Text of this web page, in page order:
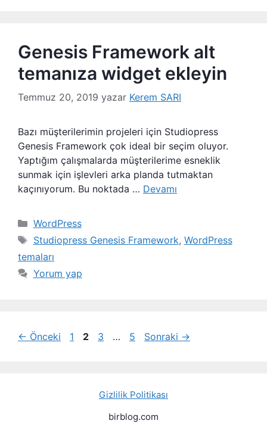
Genesis Framework alt
temanıza widget ekleyin
Temmuz 20, 2019 yazar Kerem SARI
Bazı müşterilerimin projeleri için Studiopress
Genesis Framework çok ideal bir seçim oluyor.
Yaptığım çalışmalarda müşterilerime esneklik
sunmak için işlevleri arka planda tutmaktan
kaçınıyorum. Bu noktada … Devamı
Kategoriler
WordPress
Etiketler
Studiopress Genesis Framework, WordPress
temaları
Yorum yap
← Önceki Sayfa
1 Sayfa
2 Sayfa
3 … Sayfa
5 Sonraki →
Gizlilik Politikası
birblog.com